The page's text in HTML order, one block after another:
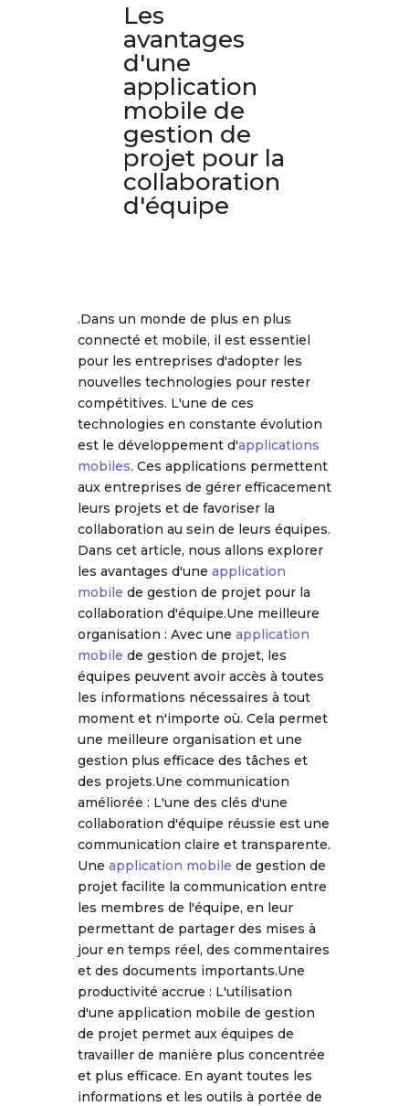
Les
avantages
d'une
application
mobile de
gestion de
projet pour la
collaboration
d'équipe
.Dans un monde de plus en plus
connecté et mobile, il est essentiel
pour les entreprises d'adopter les
nouvelles technologies pour rester
compétitives. L'une de ces
technologies en constante évolution
est le développement d'applications
mobiles. Ces applications permettent
aux entreprises de gérer efficacement
leurs projets et de favoriser la
collaboration au sein de leurs équipes.
Dans cet article, nous allons explorer
les avantages d'une application
mobile de gestion de projet pour la
collaboration d'équipe.Une meilleure
organisation : Avec une application
mobile de gestion de projet, les
équipes peuvent avoir accès à toutes
les informations nécessaires à tout
moment et n'importe où. Cela permet
une meilleure organisation et une
gestion plus efficace des tâches et
des projets.Une communication
améliorée : L'une des clés d'une
collaboration d'équipe réussie est une
communication claire et transparente.
Une application mobile de gestion de
projet facilite la communication entre
les membres de l'équipe, en leur
permettant de partager des mises à
jour en temps réel, des commentaires
et des documents importants.Une
productivité accrue : L'utilisation
d'une application mobile de gestion
de projet permet aux équipes de
travailler de manière plus concentrée
et plus efficace. En ayant toutes les
informations et les outils à portée de